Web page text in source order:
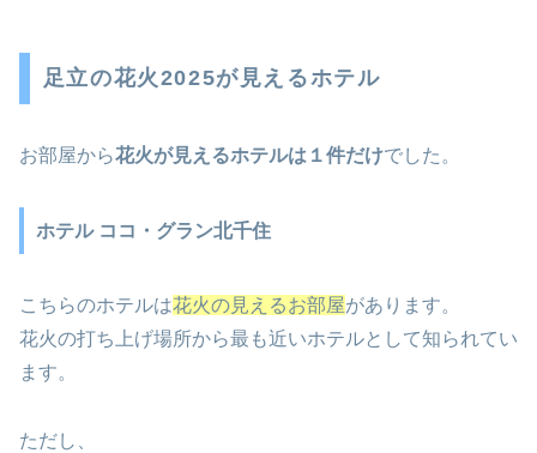
足立の花火2025が見えるホテル
お部屋から花火が見えるホテルは１件だけでした。
ホテル ココ・グラン北千住
こちらのホテルは花火の見えるお部屋があります。
花火の打ち上げ場所から最も近いホテルとして知られてい
ます。
ただし、